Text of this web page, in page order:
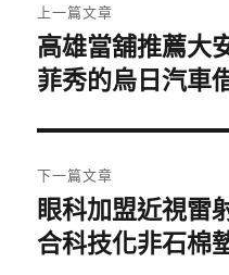
章
導
覽
上一篇文章
上
一
文
章:
高雄當舖推薦大
菲秀的烏日汽車
下一篇文章
下
一
眼科加盟近視雷
合科技化非石棉